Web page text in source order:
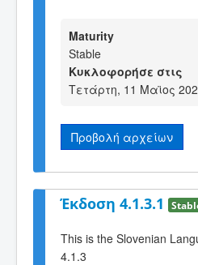
Maturity
Stable
Κυκλοφορήσε στις
Τετάρτη, 11 Μαϊος
Προβολή αρχείων
Έκδοση 4.1.3.1
This is the Slovenian
4.1.3